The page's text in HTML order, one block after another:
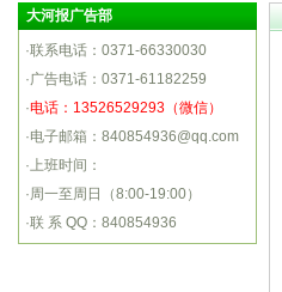
大河报广告部
·联系电话：0371-66330030
·广告电话：0371-61182259
·电话：13526529293（微信）
·电子邮箱：840854936@qq.com
·上班时间：
·周一至周日（8:00-19:00）
·联 系 QQ：840854936